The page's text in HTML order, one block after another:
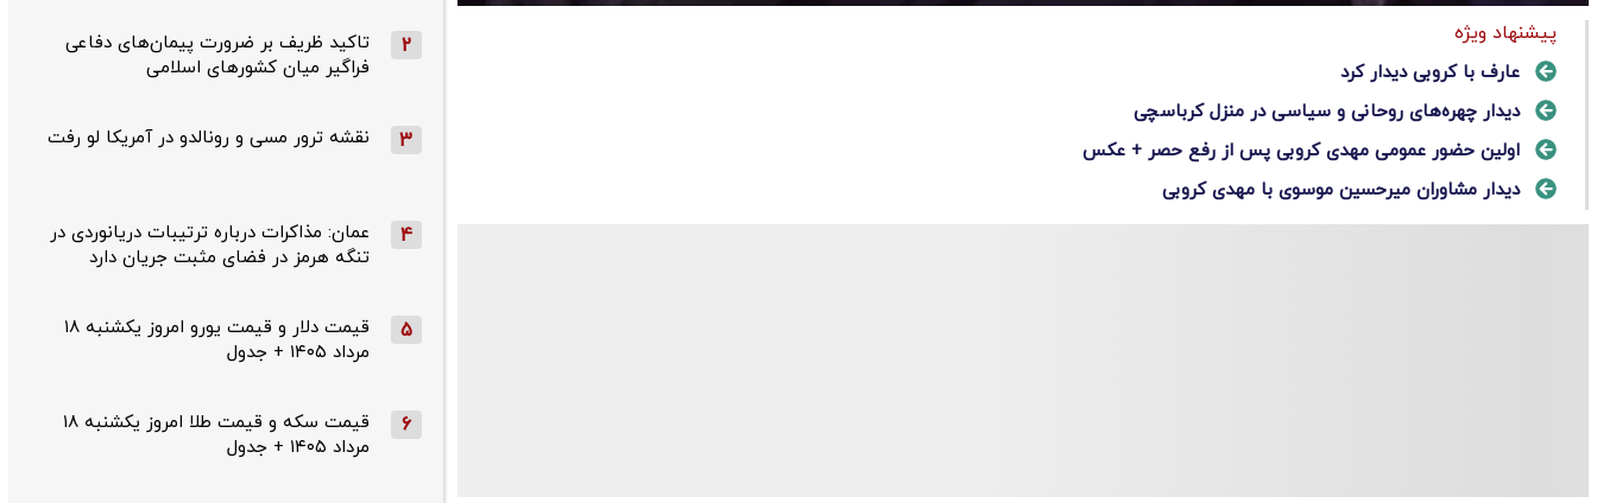
پیشنهاد ویژه
عارف با کروبی دیدار کرد
دیدار چهره‌های روحانی و سیاسی در منزل کرباسچی
اولین حضور عمومی مهدی کروبی پس از رفع حصر + عکس
دیدار مشاوران میرحسین موسوی با مهدی کروبی
2
تاکید ظریف بر ضرورت پیمان‌های دفاعی
فراگیر میان کشورهای اسلامی
3 نقشه ترور مسی و رونالدو در آمریکا لو رفت
4
عمان: مذاکرات درباره ترتیبات دریانوردی در
تنگه هرمز در فضای مثبت جریان دارد
5
قیمت دلار و قیمت یورو امروز یکشنبه ۱۸
مرداد ۱۴۰۵ + جدول
6
قیمت سکه و قیمت طلا امروز یکشنبه ۱۸
مرداد ۱۴۰۵ + جدول